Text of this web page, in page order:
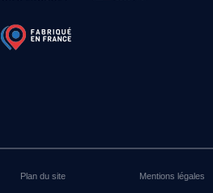
Plan du site Mentions légales